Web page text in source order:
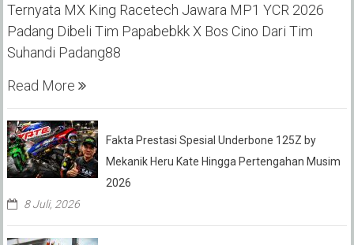
Ternyata MX King Racetech Jawara MP1 YCR 2026
Padang Dibeli Tim Papabebkk X Bos Cino Dari Tim
Suhandi Padang88
Read More
Fakta Prestasi Spesial Underbone 125Z by
Mekanik Heru Kate Hingga Pertengahan Musim
2026
8 Juli, 2026